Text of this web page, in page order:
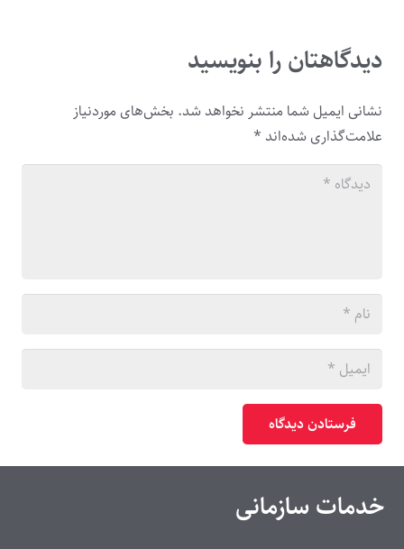
دیدگاهتان را بنویسید
نشانی ایمیل شما منتشر نخواهد شد. بخش‌های موردنیاز
علامت‌گذاری شده‌اند *
فرستادن دیدگاه
خدمات سازمانی